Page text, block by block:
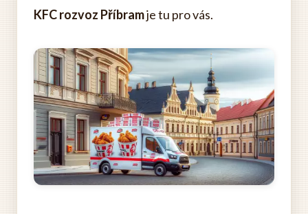
KFC rozvoz Příbramje tu pro vás.